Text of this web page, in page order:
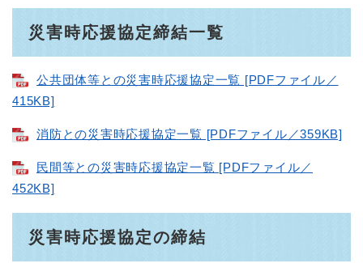
災害時応援協定締結一覧
公共団体等との災害時応援協定一覧 [PDFファイル／
415KB]
消防との災害時応援協定一覧 [PDFファイル／359KB]
民間等との災害時応援協定一覧 [PDFファイル／
452KB]
災害時応援協定の締結